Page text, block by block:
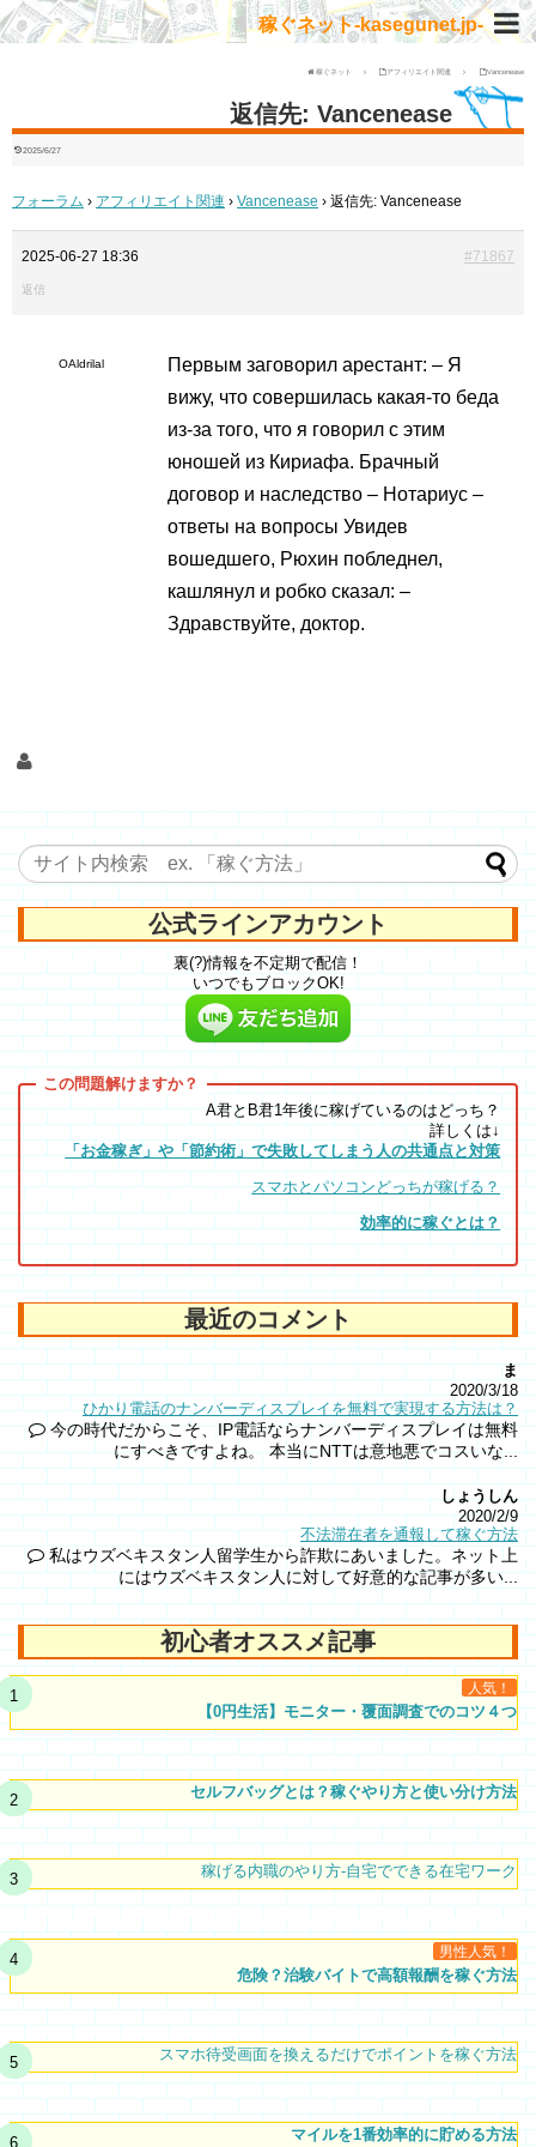
稼ぐネット-kasegunet.jp-
稼ぐネット アフィリエイト関連 Vancenease
返信先: Vancenease
2025/6/27
フォーラム › アフィリエイト関連 › Vancenease › 返信先: Vancenease
2025-06-27 18:36 #71867
返信
OAldrilal
Первым заговорил арестант: – Я
вижу, что совершилась какая-то беда
из-за того, что я говорил с этим
юношей из Кириафа. Брачный
договор и наследство – Нотариус –
ответы на вопросы Увидев
вошедшего, Рюхин побледнел,
кашлянул и робко сказал: –
Здравствуйте, доктор.
公式ラインアカウント
裏(?)情報を不定期で配信！
いつでもブロックOK!
A君とB君1年後に稼げているのはどっち？
詳しくは↓
「お金稼ぎ」や「節約術」で失敗してしまう人の共通点と対策
スマホとパソコンどっちが稼げる？
効率的に稼ぐとは？
最近のコメント
ま
2020/3/18
ひかり電話のナンバーディスプレイを無料で実現する方法は？
今の時代だからこそ、IP電話ならナンバーディスプレイは無料
にすべきですよね。 本当にNTTは意地悪でコスいな...
しょうしん
2020/2/9
不法滞在者を通報して稼ぐ方法
私はウズベキスタン人留学生から詐欺にあいました。ネット上
にはウズベキスタン人に対して好意的な記事が多い...
初心者オススメ記事
人気！
【0円生活】モニター・覆面調査でのコツ４つ
セルフバッグとは？稼ぐやり方と使い分け方法
稼げる内職のやり方-自宅でできる在宅ワーク
男性人気！
危険？治験バイトで高額報酬を稼ぐ方法
スマホ待受画面を換えるだけでポイントを稼ぐ方法
マイルを1番効率的に貯める方法